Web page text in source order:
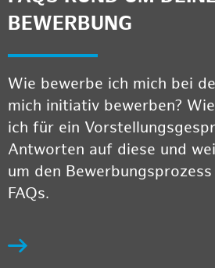
BEWERBUNG
Wie bewerbe ich mich bei
mich initiativ bewerben?
ich für ein
Antworten auf diese und
um den
FAQs.